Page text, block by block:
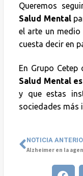
Queremos
Salud Mental
el arte un medio
cuesta decir en
En Grupo Cetep
Salud Mental
y que estas
sociedades más
NOTICIA